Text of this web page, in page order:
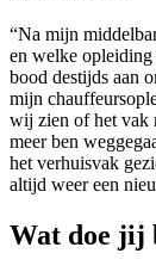
“Na mijn
en welke
bood destijds aan
mijn
wij zien of het vak
meer ben
het verhuisvak
altijd weer een
Wat doe jij